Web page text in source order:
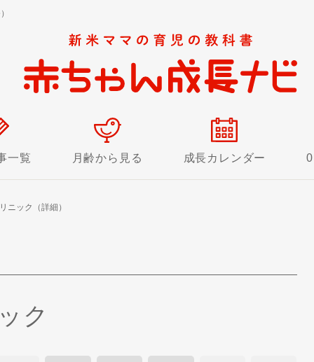
一覧 月齢から見る 成長カレンダー
ニック（詳細）
ク